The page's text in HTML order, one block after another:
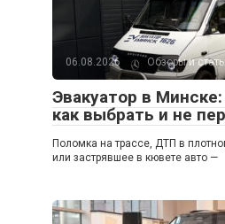
06.08.2026 Обзоры и
Эвакуатор в
как выбрать и не
Поломка на трассе, ДТП в
или застрявшее в кювете авто —